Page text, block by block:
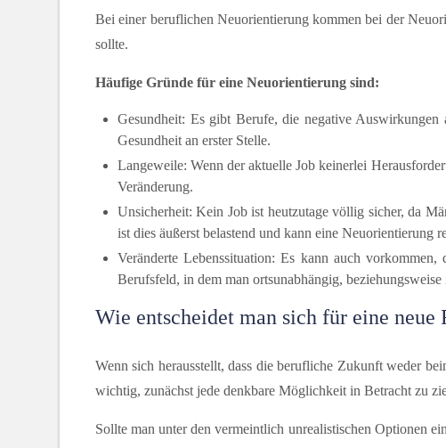
Bei einer beruflichen Neuorientierung kommen bei der
sollte.
Häufige Gründe für eine Neuorientierung sind:
Gesundheit: Es gibt Berufe, die negative
Gesundheit an erster Stelle.
Langeweile: Wenn der aktuelle Job keinerlei
Veränderung.
Unsicherheit: Kein Job ist heutzutage völlig sicher, da
ist dies äußerst belastend und kann eine Neuorientierung
Veränderte Lebenssituation: Es kann auch
Berufsfeld, in dem man ortsunabhängig, beziehungsweise
Wie entscheidet man sich für eine neue
Wenn sich herausstellt, dass die berufliche Zukunft weder
wichtig, zunächst jede denkbare Möglichkeit in Betracht zu
Sollte man unter den vermeintlich unrealistischen Optionen